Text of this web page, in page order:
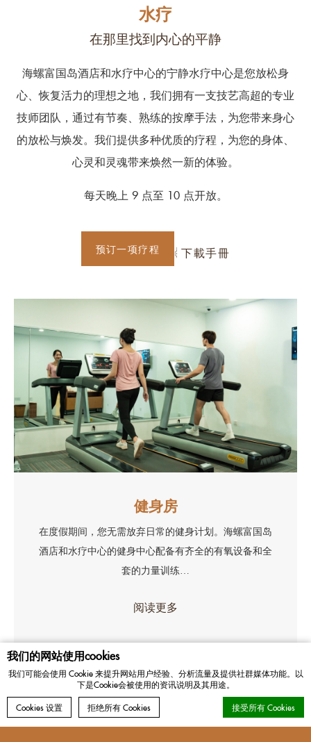
我们的网站使用cookies
我们可能会使用 Cookie 来提升网站用户经验、分析流量及提供社群媒体功能。以
下是Cookie会被使用的资讯说明及其用途。
Cookies 设置
拒绝所有 Cookies 接受所有 Cookies
即刻预订
水疗
在那里找到内心的平静
海螺富国岛酒店和水疗中心的宁静水疗中心是您放松身
心、恢复活力的理想之地，我们拥有一支技艺高超的专业
技师团队，通过有节奏、熟练的按摩手法，为您带来身心
的放松与焕发。我们提供多种优质的疗程，为您的身体、
心灵和灵魂带来焕然一新的体验。
每天晚上 9 点至 10 点开放。
预订一项疗程 下載手冊
健身房
在度假期间，您无需放弃日常的健身计划。海螺富国岛
酒店和水疗中心的健身中心配备有齐全的有氧设备和全
套的力量训练…
阅读更多
联系我们 政策 Cookie 政策 法律声明 网站地图